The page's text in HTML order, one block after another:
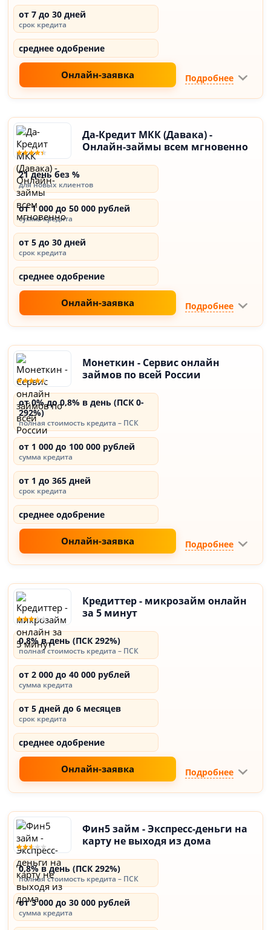
от 7 до 30 дней
срок кредита
среднее одобрение
Онлайн-заявка Подробнее
Да-Кредит МКК (Давака) -
Онлайн-займы всем мгновенно
21 день без %
для новых клиентов
от 1 000 до 50 000 рублей
сумма кредита
от 5 до 30 дней
срок кредита
среднее одобрение
Онлайн-заявка Подробнее
Монеткин - Сервис онлайн
займов по всей России
от 0% до 0,8% в день (ПСК 0-
292%)
полная стоимость кредита – ПСК
от 1 000 до 100 000 рублей
сумма кредита
от 1 до 365 дней
срок кредита
среднее одобрение
Онлайн-заявка Подробнее
Кредиттер - микрозайм онлайн
за 5 минут
0,8% в день (ПСК 292%)
полная стоимость кредита – ПСК
от 2 000 до 40 000 рублей
сумма кредита
от 5 дней до 6 месяцев
срок кредита
среднее одобрение
Онлайн-заявка Подробнее
Фин5 займ - Экспресс-деньги на
карту не выходя из дома
0,8% в день (ПСК 292%)
полная стоимость кредита – ПСК
от 3 000 до 30 000 рублей
сумма кредита